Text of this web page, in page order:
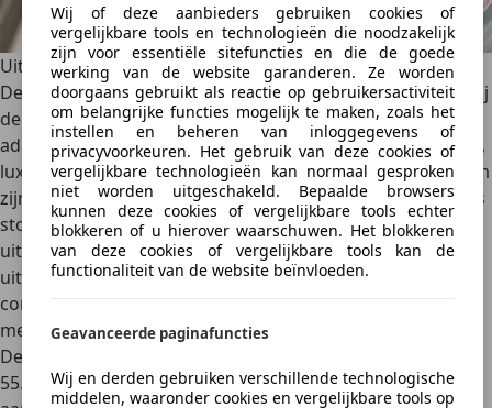
Wij of deze aanbieders gebruiken cookies of
vergelijkbare tools en technologieën die noodzakelijk
zijn voor essentiële sitefuncties en die de goede
werking van de website garanderen. Ze worden
doorgaans gebruikt als reactie op gebruikersactiviteit
om belangrijke functies mogelijk te maken, zoals het
instellen en beheren van inloggegevens of
privacyvoorkeuren. Het gebruik van deze cookies of
vergelijkbare technologieën kan normaal gesproken
niet worden uitgeschakeld. Bepaalde browsers
kunnen deze cookies of vergelijkbare tools echter
blokkeren of u hierover waarschuwen. Het blokkeren
van deze cookies of vergelijkbare tools kan de
functionaliteit van de website beïnvloeden.
Geavanceerde paginafuncties
Wij en derden gebruiken verschillende technologische
middelen, waaronder cookies en vergelijkbare tools op
Uitrusting en prijsstelling
De BYD Seal is leverbaar in meerdere uitvoeringen, waarbij
de
standaarduitrusting opvallend compleetis. Zaken als
adaptieve cruise control, een uitgebreid veiligheidspakket,
luxe bekleding en het grote draaibare infotainmentscherm
zijn standaard aanwezig. Ook comfortvoorzieningen zoals
stoelverwarming, een premium audiosysteem en
uitgebreide connectiviteitsopties behoren al snel tot de
uitrusting. Daarmee onderscheidt de Seal zich van veel
concurrenten, waar dergelijke extra’s vaak alleen tegen
meerprijs beschikbaar zijn.
De vanafprijs van de Seal ligt grofweg tussen de 40.000 en
55.000 euro , afhankelijk van de gekozen versie en